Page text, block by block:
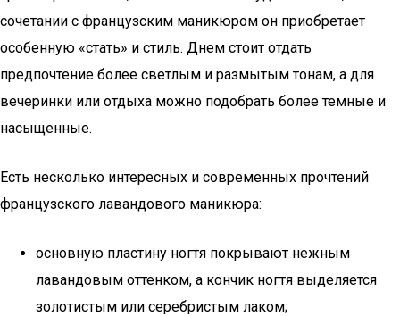
сочетании с французским маникюром он приобретает
особенную «стать» и стиль. Днем стоит отдать
предпочтение более светлым и размытым тонам, а для
вечеринки или отдыха можно подобрать более темные и
насыщенные.
Есть несколько интересных и современных прочтений
французского лавандового маникюра:
основную пластину ногтя покрывают нежным
лавандовым оттенком, а кончик ногтя выделяется
золотистым или серебристым лаком;